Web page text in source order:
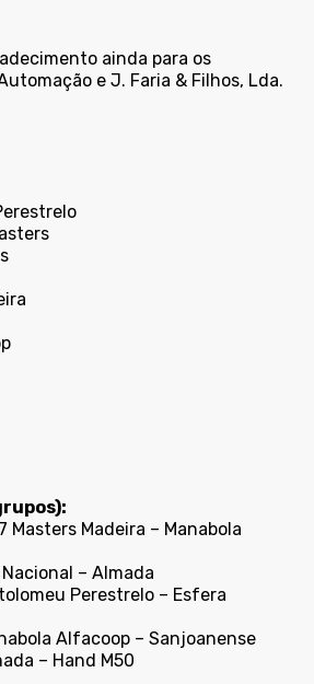
ainda para os
e J. Faria & Filhos, Lda.
Masters Madeira – Manabola
– Almada
Perestrelo – Esfera
Alfacoop – Sanjoanense
– Hand M50